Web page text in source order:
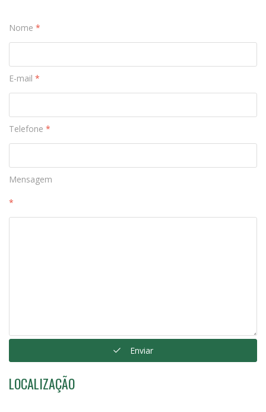
Nome *
E-mail *
Telefone *
Mensagem
*
Enviar
LOCALIZAÇÃO